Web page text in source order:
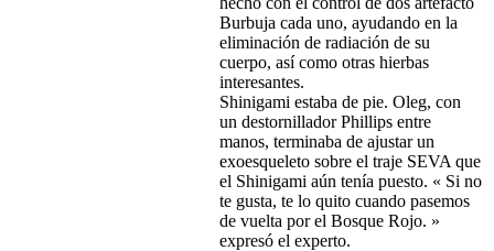
Burbuja cada uno, ayudando en la
eliminación de radiación de su
cuerpo, así como otras hierbas
interesantes.
Shinigami estaba de pie. Oleg, con
un destornillador Phillips entre
manos, terminaba de ajustar un
exoesqueleto sobre el traje SEVA que
el Shinigami aún tenía puesto. « Si no
te gusta, te lo quito cuando pasemos
de vuelta por el Bosque Rojo. »
expresó el experto.